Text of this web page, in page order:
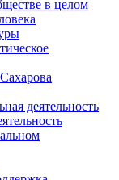
в целом
деятельность